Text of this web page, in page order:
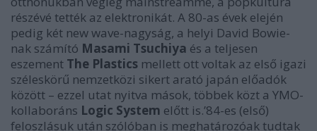
részévé tették az elektronikát. A 80-as évek elején
pedig két new wave-nagyság, a helyi David Bowie-
nak számító Masami Tsuchiya és a teljesen
eszement The Plastics mellett ott voltak az első igazi
széleskörű nemzetközi sikert arató japán előadók
között – ezzel utat nyitva mások, többek közt a YMO-
kollaboráns Logic System előtt is.’84-es (első)
feloszlásuk után szólóban is meghatározóak tudtak